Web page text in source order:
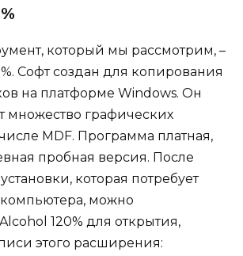
который мы рассмотрим, –
Софт создан для копирования
на платформе Windows. Он
множество графических
MDF. Программа платная,
пробная версия. После
которая потребует
компьютера, можно
120% для открытия,
этого расширения: